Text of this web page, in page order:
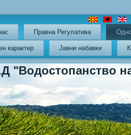
Правна Регулатива
карактер Јавни набавки
на